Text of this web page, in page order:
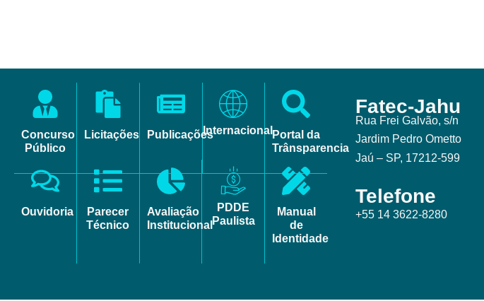
Concurso
Público
Licitações PublicaçõesInternacionalPortal da
Trânsparencia
Ouvidoria
Parecer
Técnico
Avaliação
Institucional
PDDE
Paulista
Manual
de
Identidade
Fatec-Jahu
Rua Frei Galvão, s/n
Jardim Pedro Ometto
Jaú – SP, 17212-599
Telefone
+55 14 3622-8280